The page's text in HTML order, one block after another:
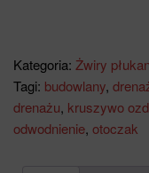
Kategoria: Żwiry
Tagi: budowlany,
drenażu, kruszywo
odwodnienie, otoczak